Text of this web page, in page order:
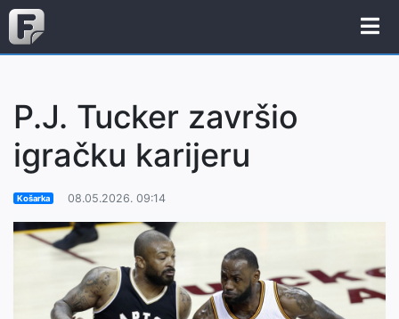
P.J. Tucker završio
igračku karijeru
Košarka 08.05.2026. 09:14